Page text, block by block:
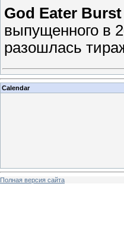
God Eater Burst
выпущенного в
разошлась
Calendar
Полная версия сайта